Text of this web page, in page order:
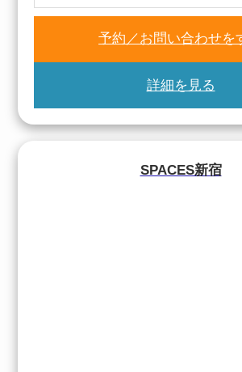
予約／お問い合わせを
詳細を見る
SPACES新宿